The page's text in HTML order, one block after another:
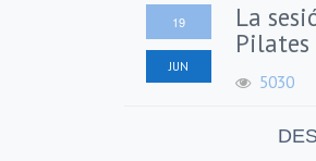
19
JUN
La
Pilates
5030